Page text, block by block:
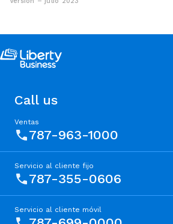
Call us
Ventas
787-963-1000
Servicio al cliente fijo
787-355-0606
Servicio al cliente móvil